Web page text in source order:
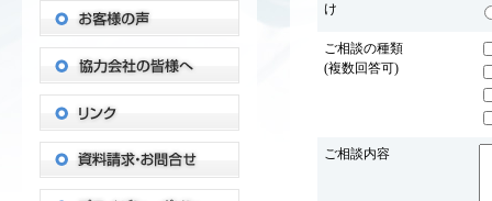
け
ご相談の種類
(複数回答可)
ご相談内容